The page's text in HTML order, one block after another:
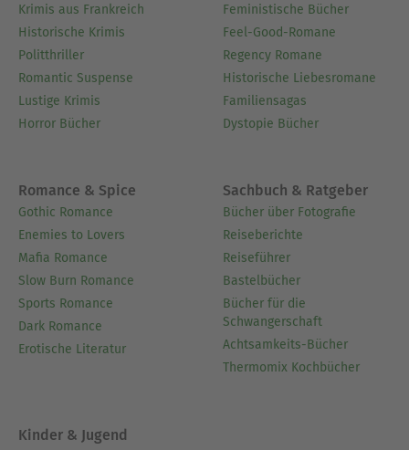
Krimis aus Frankreich
Historische Krimis
Politthriller
Romantic Suspense
Lustige Krimis
Horror Bücher
Feministische Bücher
Feel-Good-Romane
Regency Romane
Historische Liebesromane
Familiensagas
Dystopie Bücher
Romance & Spice
Gothic Romance
Enemies to Lovers
Mafia Romance
Slow Burn Romance
Sports Romance
Dark Romance
Erotische Literatur
Sachbuch & Ratgeber
Bücher über Fotografie
Reiseberichte
Reiseführer
Bastelbücher
Bücher für die
Schwangerschaft
Achtsamkeits-Bücher
Thermomix Kochbücher
Kinder & Jugend